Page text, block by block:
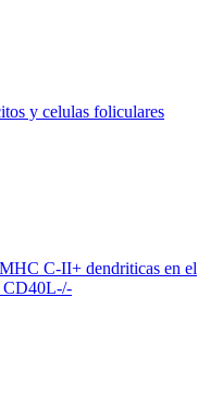
y celulas foliculares
C-II+ dendriticas en el
CD40L-/-